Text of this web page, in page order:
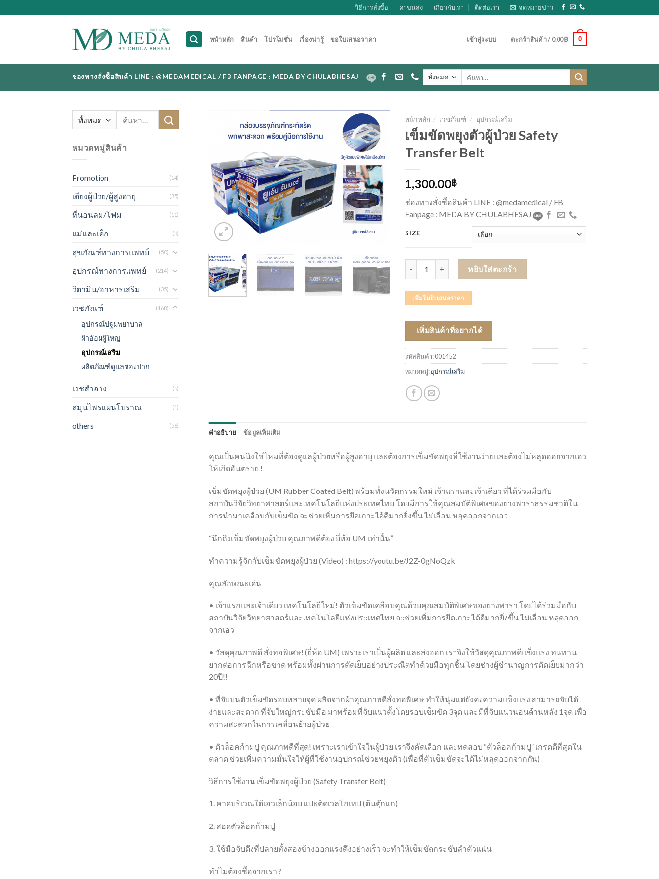
to
วิธีการสั่งซื้อ ค่าขนส่ง เกี่ยวกับเรา ติดต่อเรา จดหมายข่าว
หน้าหลัก สินค้า โปรโมชั่น เรื่องน่ารู้ ขอใบเสนอราคา เข้าสู่ระบบ ตะกร้าสินค้า / 0.00฿ 0
ช่องทางสั่งซื้อสินค้า LINE : @MEDAMEDICAL / FB FANPAGE : MEDA BY CHULABHESAJ ค้นหา:
ค้นหา:
หมวดหมู่สินค้า
Promotion (14)
เตียงผู้ป่วย/ผู้สูงอายุ (35)
ที่นอนลม/โฟม (11)
แม่และเด็ก (3)
สุขภัณฑ์ทางการแพทย์ (50)
อุปกรณ์ทางการแพทย์ (214)
วิตามิน/อาหารเสริม (35)
เวชภัณฑ์ (168)
อุปกรณ์ปฐมพยาบาล
ผ้าอ้อมผู้ใหญ่
อุปกรณ์เสริม
ผลิตภัณฑ์ดูแลช่องปาก
เวชสำอาง (5)
สมุนไพรแผนโบราณ (1)
others (56)
หน้าหลัก / เวชภัณฑ์ / อุปกรณ์เสริม
เข็มขัดพยุงตัวผู้ป่วย Safety
Transfer Belt
1,300.00฿
ช่องทางสั่งซื้อสินค้า LINE : @medamedical / FB
Fanpage : MEDA BY CHULABHESAJ
SIZE
จำนวน เข็มขัดพยุงตัวผู้ป่วย Safety Transfer Belt ชิ้น
หยิบใส่ตะกร้า
เพิ่มในใบเสนอราคา
เพิ่มสินค้าที่อยากได้
รหัสสินค้า:001452
หมวดหมู่:อุปกรณ์เสริม
คำอธิบาย ข้อมูลเพิ่มเติม
คุณเป็นคนนึงใช่ไหมที่ต้องดูแลผู้ป่วยหรือผู้สูงอายุ และต้องการเข็มขัดพยุงที่ใช้งานง่ายและต้องไม่หลุดออกจากเอว
ให้เกิดอันตราย !
เข็มขัดพยุงผู้ป่วย (UM Rubber Coated Belt) พร้อมทั้งนวัตกรรมใหม่ เจ้าแรกและเจ้าเดียว ที่ได้ร่วมมือกับ
สถาบันวิจัยวิทยาศาสตร์และเทคโนโลยีแห่งประเทศไทย โดยมีการใช้คุณสมบัติพิเศษของยางพาราธรรมชาติใน
การนำมาเคลือบกับเข็มขัด จะช่วยเพิ่มการยึดเกาะได้ดีมากยิ่งขึ้น ไม่เลื่อน หลุดออกจากเอว
“นึกถึงเข็มขัดพยุงผู้ป่วย คุณภาพดีต้อง ยี่ห้อ UM เท่านั้น”
ทำความรู้จักกับเข็มขัดพยุงผู้ป่วย (Video) : https://youtu.be/J2Z-0gNoQzk
คุณลักษณะเด่น
• เจ้าแรกและเจ้าเดียว เทคโนโลยีใหม่! ตัวเข็มขัดเคลือบคุณด้วยคุณสมบัติพิเศษของยางพารา โดยได้ร่วมมือกับ
สถาบันวิจัยวิทยาศาสตร์และเทคโนโลยีแห่งประเทศไทย จะช่วยเพิ่มการยึดเกาะได้ดีมากยิ่งขึ้น ไม่เลื่อน หลุดออก
จากเอว
• วัสดุคุณภาพดี สั่งทอพิเศษ! (ยี่ห้อ UM) เพราะเราเป็นผู้ผลิต และส่งออก เราจึงใช้วัสดุคุณภาพดีแข็งแรง ทนทาน
ยากต่อการฉีกหรือขาด พร้อมทั้งผ่านการตัดเย็บอย่างประณีตทำด้วยมือทุกชิ้น โดยช่างผู้ชำนาญการตัดเย็บมากว่า
20ปี!!
• ที่จับบนตัวเข็มขัดรอบหลายจุด ผลิตจากผ้าคุณภาพดีสั่งทอพิเศษ ทำให้นุ่มแต่ยังคงความแข็งแรง สามารถจับได้
ง่ายและสะดวก ที่จับใหญ่กระชับมือ มาพร้อมที่จับแนวตั้งโดยรอบเข็มขัด 3จุด และมีที่จับแนวนอนด้านหลัง 1จุด เพื่อ
ความสะดวกในการเคลื่อนย้ายผู้ป่วย
• ตัวล็อคก้ามปู คุณภาพดีที่สุด! เพราะเราเข้าใจในผู้ป่วย เราจึงคัดเลือก และทดสอบ “ตัวล็อคก้ามปู” เกรดดีที่สุดใน
ตลาด ช่วยเพิ่มความมั่นใจให้ผู้ที่ใช้งานอุปกรณ์ช่วยพยุงตัว (เพื่อที่ตัวเข็มขัดจะได้ไม่หลุดออกจากกัน)
วิธีการใช้งาน เข็มขัดพยุงผู้ป่วย (Safety Transfer Belt)
1. คาดบริเวณใต้เอวเล็กน้อย แปะติดเวลโกเทป (ตีนตุ๊กแก)
2. สอดตัวล็อคก้ามปู
3. ใช้มือจับดึงที่ปลายทั้งสองข้างออกแรงดึงอย่างเร็ว จะทำให้เข็มขัดกระชับลำตัวแน่น
ทำไมต้องซื้อจากเรา ?